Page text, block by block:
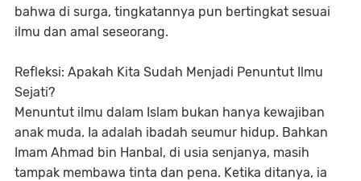
bahwa di surga, tingkatannya pun bertingkat sesuai
ilmu dan amal seseorang.
Refleksi: Apakah Kita Sudah Menjadi Penuntut Ilmu
Sejati?
Menuntut ilmu dalam Islam bukan hanya kewajiban
anak muda. Ia adalah ibadah seumur hidup. Bahkan
Imam Ahmad bin Hanbal, di usia senjanya, masih
tampak membawa tinta dan pena. Ketika ditanya, ia